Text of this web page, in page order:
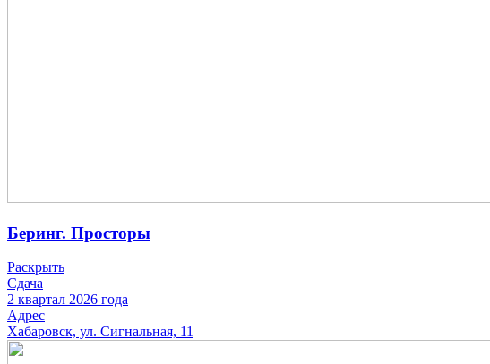
Беринг. Просторы
Раскрыть
Сдача
2 квартал 2026 года
Адрес
Хабаровск, ул. Сигнальная, 11